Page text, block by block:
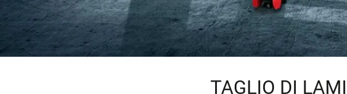
TAGLIO DI